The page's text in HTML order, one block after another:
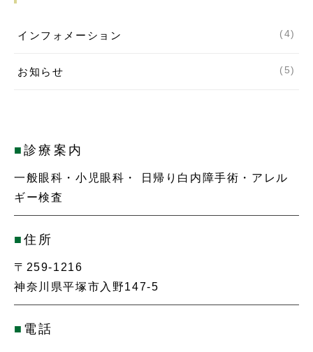
インフォメーション (4)
お知らせ (5)
■診療案内
一般眼科・小児眼科・ 日帰り白内障手術・アレル
ギー検査
■住所
〒259-1216
神奈川県平塚市入野147-5
■ 電話